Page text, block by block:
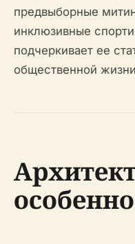
предвыборные
инклюзивные
подчеркивает ее
общественной